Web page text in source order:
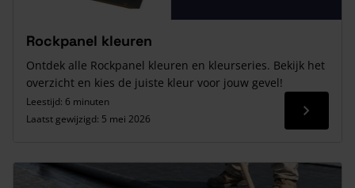
Rockpanel kleuren
Ontdek alle Rockpanel kleuren en kleurseries. Bekijk het
overzicht en kies de juiste kleur voor jouw gevel!
Leestijd: 6 minuten
Laatst gewijzigd: 5 mei 2026 Lees